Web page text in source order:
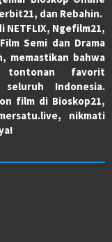
dan Rebahin.
Ngefilm21,
Semi dan Drama
memastikan bahwa
tontonan favorit
seluruh Indonesia.
film di Bioskop21,
nikmati